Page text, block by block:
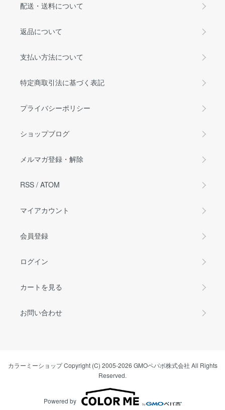
配送・送料について
返品について
支払い方法について
特定商取引法に基づく表記
プライバシーポリシー
ショップブログ
メルマガ登録・解除
RSS / ATOM
マイアカウント
会員登録
ログイン
カートを見る
お問い合わせ
カラーミーショップCopyright (C) 2005-2026 GMOペパボ株式会社 All Rights
Reserved.
Powered by